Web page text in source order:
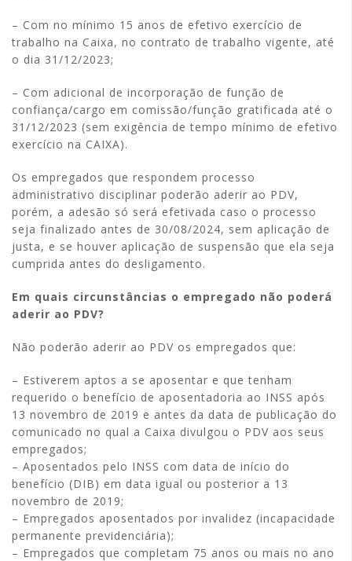
– Com no mínimo 15 anos de efetivo exercício de
trabalho na Caixa, no contrato de trabalho vigente, até
o dia 31/12/2023;
– Com adicional de incorporação de função de
confiança/cargo em comissão/função gratificada até o
31/12/2023 (sem exigência de tempo mínimo de efetivo
exercício na CAIXA).
Os empregados que respondem processo
administrativo disciplinar poderão aderir ao PDV,
porém, a adesão só será efetivada caso o processo
seja finalizado antes de 30/08/2024, sem aplicação de
justa, e se houver aplicação de suspensão que ela seja
cumprida antes do desligamento.
Em quais circunstâncias o empregado não poderá
aderir ao PDV?
Não poderão aderir ao PDV os empregados que:
– Estiverem aptos a se aposentar e que tenham
requerido o benefício de aposentadoria ao INSS após
13 novembro de 2019 e antes da data de publicação do
comunicado no qual a Caixa divulgou o PDV aos seus
empregados;
– Aposentados pelo INSS com data de início do
benefício (DIB) em data igual ou posterior a 13
novembro de 2019;
– Empregados aposentados por invalidez (incapacidade
permanente previdenciária);
– Empregados que completam 75 anos ou mais no ano